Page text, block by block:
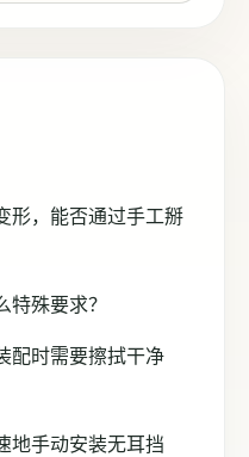
形，能否通过手工掰
特殊要求？
配时需要擦拭干净
地手动安装无耳挡